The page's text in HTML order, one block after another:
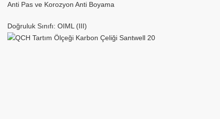
Anti Pas ve Korozyon Anti Boyama
Doğruluk Sınıfı: OIML (III)